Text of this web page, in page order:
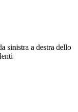
sinistra a destra dello